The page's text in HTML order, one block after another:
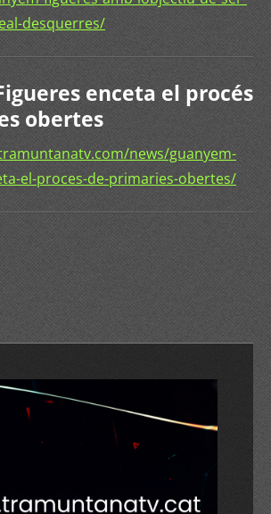
desquerres/
enceta el procés
obertes
news/guanyem-
el-proces-de-primaries-obertes/